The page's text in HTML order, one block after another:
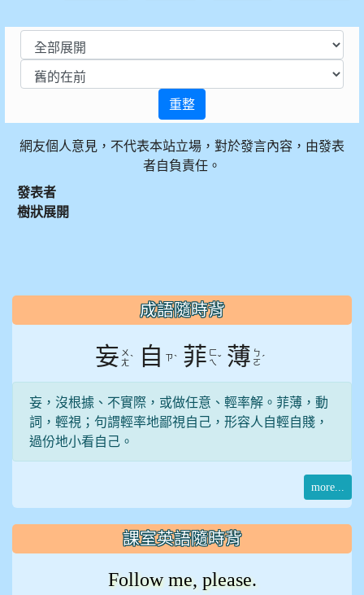
重整
網友個人意見，不代表本站立場，對於發言內容，由發表
者自負責任。
發表者
樹狀展開
::: 成語隨時背
妄 ㄨ
ㄤˋ 自 ㄗ ˋ 菲 ㄈ
ㄟˇ 薄 ㄅ
ㄛˊ
妄，沒根據、不實際，或做任意、輕率解。菲薄，動
詞，輕視；句謂輕率地鄙視自己，形容人自輕自賤，
過份地小看自己。
more...
課室英語隨時背
Follow me, please.